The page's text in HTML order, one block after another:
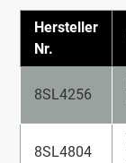
Hersteller
Nr.
8SL4256
8SL4804